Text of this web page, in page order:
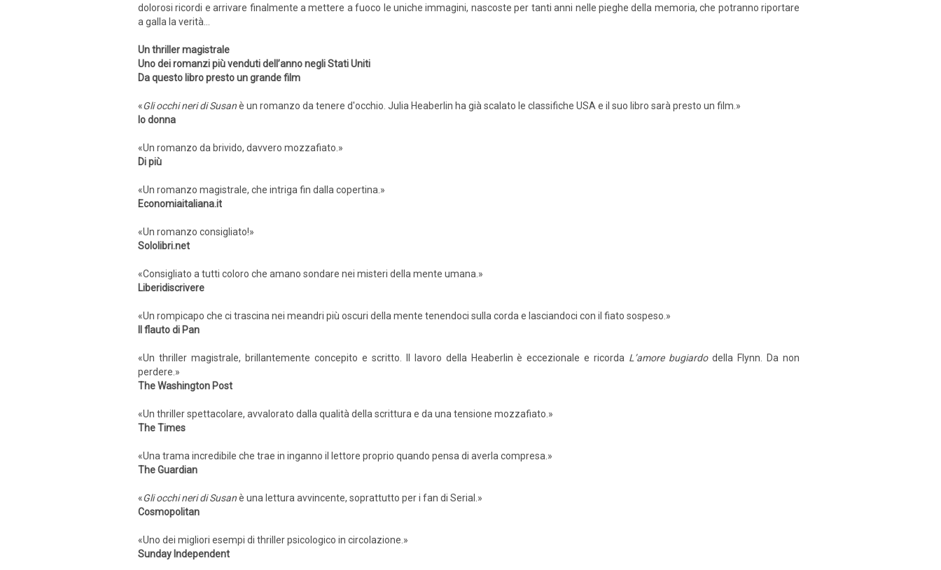
dolorosi ricordi e arrivare finalmente a mettere a fuoco le uniche immagini, nascoste per tanti anni nelle pieghe della memoria, che potranno riportare
a galla la verità…
Un thriller magistrale
Uno dei romanzi più venduti dell’anno negli Stati Uniti
Da questo libro presto un grande film
«Gli occhi neri di Susanè un romanzo da tenere d'occhio. Julia Heaberlin ha già scalato le classifiche USA e il suo libro sarà presto un film.»
Io donna
«Un romanzo da brivido, davvero mozzafiato.»
Di più
«Un romanzo magistrale, che intriga fin dalla copertina.»
Economiaitaliana.it
«Un romanzo consigliato!»
Sololibri.net
«Consigliato a tutti coloro che amano sondare nei misteri della mente umana.»
Liberidiscrivere
«Un rompicapo che ci trascina nei meandri più oscuri della mente tenendoci sulla corda e lasciandoci con il fiato sospeso.»
Il flauto di Pan
«Un thriller magistrale, brillantemente concepito e scritto. Il lavoro della Heaberlin è eccezionale e ricorda L’amore bugiardodella Flynn. Da non
perdere.»
The Washington Post
«Un thriller spettacolare, avvalorato dalla qualità della scrittura e da una tensione mozzafiato.»
The Times
«Una trama incredibile che trae in inganno il lettore proprio quando pensa di averla compresa.»
The Guardian
«Gli occhi neri di Susanè una lettura avvincente, soprattutto per i fan di Serial.»
Cosmopolitan
«Uno dei migliori esempi di thriller psicologico in circolazione.»
Sunday Independent